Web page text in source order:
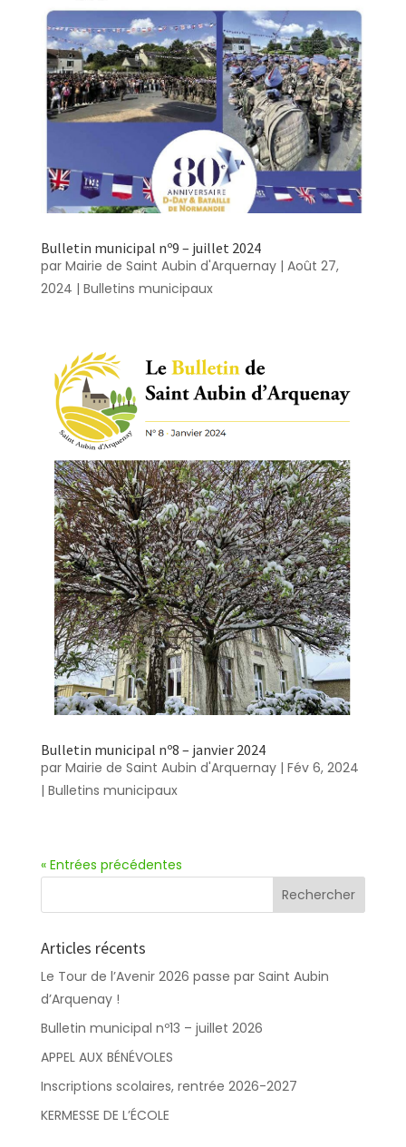
Bulletin municipal nº9 – juillet 2024
par Mairie de Saint Aubin d'Arquernay| Août 27,
2024 | Bulletins municipaux
Bulletin municipal nº8 – janvier 2024
par Mairie de Saint Aubin d'Arquernay| Fév 6, 2024
| Bulletins municipaux
« Entrées précédentes
Articles récents
Le Tour de l’Avenir 2026 passe par Saint Aubin
d’Arquenay !
Bulletin municipal nº13 – juillet 2026
APPEL AUX BÉNÉVOLES
Inscriptions scolaires, rentrée 2026-2027
KERMESSE DE L’ÉCOLE